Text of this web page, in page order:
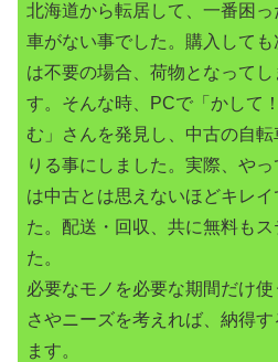
北海道から転居して、一番困
車がない事でした。購入して
は不要の場合、荷物となって
す。そんな時、PCで「かして
む」さんを発見し、中古の自
りる事にしました。実際、や
は中古とは思えないほどキレイ
た。配送・回収、共に無料もス
た。
必要なモノを必要な期間だけ
さやニーズを考えれば、納得
ます。